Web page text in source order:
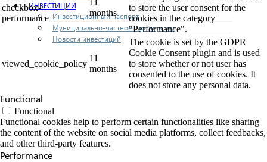
ИНВЕСТИЦИИ
Инвестиционный паспорт
Муниципально-частное партнерство
Новости инвестиций
checkbox-
performance
11
months
to store the user consent for the
cookies in the category
"Performance".
viewed_cookie_policy
11
months
The cookie is set by the GDPR
Cookie Consent plugin and is used
to store whether or not user has
consented to the use of cookies. It
does not store any personal data.
Functional
Functional
Functional cookies help to perform certain functionalities like sharing
the content of the website on social media platforms, collect feedbacks,
and other third-party features.
Performance